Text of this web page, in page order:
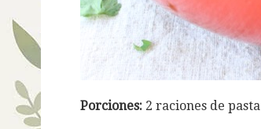
Porciones: 2 raciones de pasta